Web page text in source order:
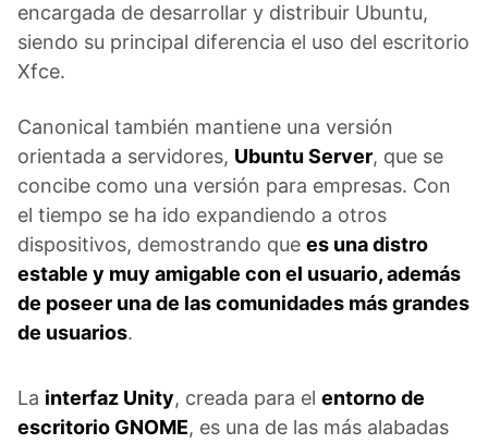
encargada de desarrollar y distribuir Ubuntu,
siendo su principal diferencia el uso del escritorio
Xfce.
Canonical también mantiene una versión
orientada a servidores, Ubuntu Server, que se
concibe como una versión para empresas. Con
el tiempo se ha ido expandiendo a otros
dispositivos, demostrando que es una distro
estable y muy amigable con el usuario, además
de poseer una de las comunidades más grandes
de usuarios.
La interfaz Unity, creada para el entorno de
escritorio GNOME, es una de las más alabadas